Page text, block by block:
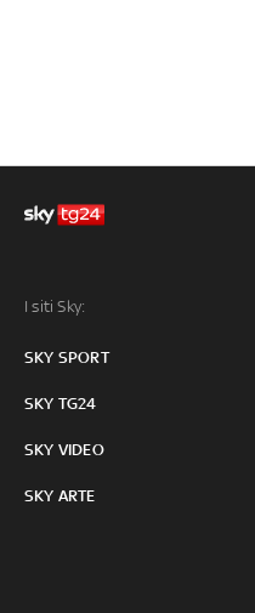
I siti Sky:
SKY SPORT
SKY TG24
SKY VIDEO
SKY ARTE